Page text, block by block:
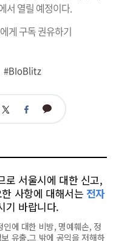
서 열릴 예정이다.
#BIoBlitz
트 페 카
로 서울시에 대한 신고,
사항에 대해서는 전자
기 바랍니다.
에 대한 비방, 명예훼손, 정
유출,그 밖에 공익을 저해하